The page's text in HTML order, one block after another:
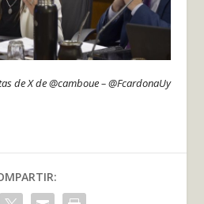
de X de @camboue – @FcardonaUy